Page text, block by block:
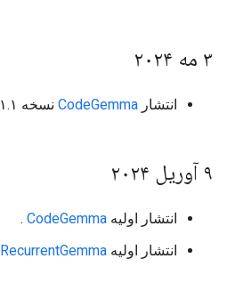
۳ مه ۲۰۲۴
انتشار CodeGemma نسخه ۱.۱.
۹ آوریل ۲۰۲۴
انتشار اولیه CodeGemma
.
انتشار اولیه RecurrentGemma